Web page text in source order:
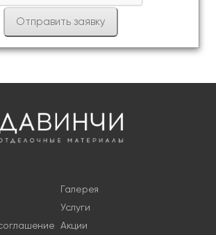
Галерея
Услуги
Акции